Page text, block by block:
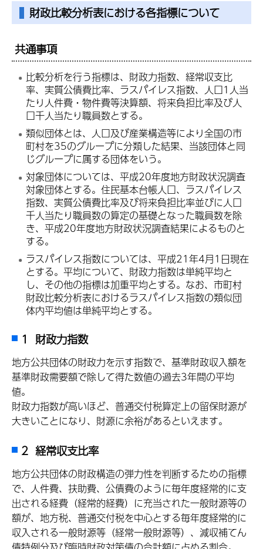
財政比較分析表における各指標について
共通事項
比較分析を行う指標は、財政力指数、経常収支比
率、実質公債費比率、ラスパイレス指数、人口1人当
たり人件費・物件費等決算額、将来負担比率及び人
口千人当たり職員数とする。
類似団体とは、人口及び産業構造等により全国の市
町村を35のグループに分類した結果、当該団体と同
じグループに属する団体をいう。
対象団体については、平成20年度地方財政状況調査
対象団体とする。住民基本台帳人口、ラスパイレス
指数、実質公債費比率及び将来負担比率並びに人口
千人当たり職員数の算定の基礎となった職員数を除
き、平成20年度地方財政状況調査結果によるものと
する。
ラスパイレス指数については、平成21年4月1日現在
とする。平均について、財政力指数は単純平均と
し、その他の指標は加重平均とする。なお、市町村
財政比較分析表におけるラスパイレス指数の類似団
体内平均値は単純平均とする。
1 財政力指数
地方公共団体の財政力を示す指数で、基準財政収入額を
基準財政需要額で除して得た数値の過去3年間の平均
値。
財政力指数が高いほど、普通交付税算定上の留保財源が
大きいことになり、財源に余裕があるといえます。
2 経常収支比率
地方公共団体の財政構造の弾力性を判断するための指標
で、人件費、扶助費、公債費のように毎年度経常的に支
出される経費（経常的経費）に充当された一般財源等の
額が、地方税、普通交付税を中心とする毎年度経常的に
収入される一般財源等（経常一般財源等）、減収補てん